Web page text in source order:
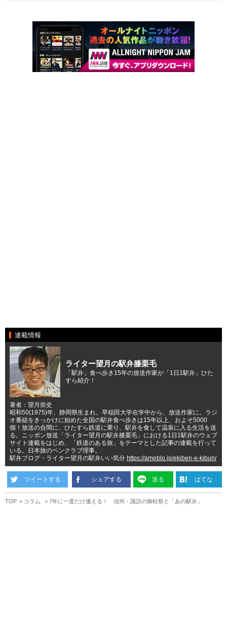
連載情報
ライター望月の駅弁膝栗毛
「駅弁」食べ歩き15年の放送作家が「1日1駅弁」ひた
すら紹介！
著者：望月崇史
昭和50(1975)年、静岡県生まれ。早稲田大学在学中から、放送作家に。ラジ
オ番組をきっかけに始めた全国の駅弁食べ歩きは15年以上、およそ5000
個！放送の合間に、ひたすら鉄道に乗り、駅弁を食して温泉に入る生活を送
る。ニッポン放送「ライター望月の駅弁膝栗毛」における1日1駅弁のウェブ
サイト連載をはじめ、「鉄道のある旅」をテーマとした記事の連載を行って
いる。日本旅のペンクラブ理事。
駅弁ブログ・ライター望月の駅弁いい気分 https://ameblo.jp/ekiben-e-kibun/
ツイートする シェアする 送る はてな
TOP コラム 7年に一度だけ逢える！ 信州・諏訪の御柱祭と「あの駅弁」